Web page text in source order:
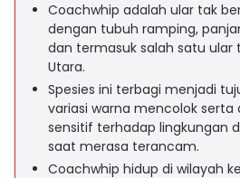
Coachwhip adalah ular tak
dengan tubuh ramping,
dan termasuk salah satu ular
Utara.
Spesies ini terbagi menjadi
variasi warna mencolok serta
sensitif terhadap lingkungan
saat merasa terancam.
Coachwhip hidup di wilayah